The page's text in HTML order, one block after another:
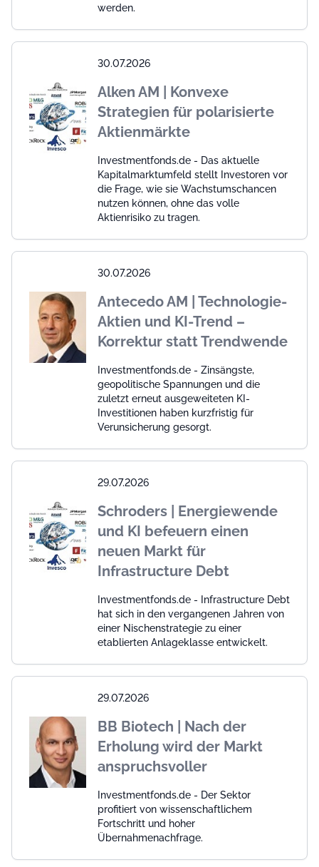
werden.
30.07.2026
Alken AM | Konvexe
Strategien für polarisierte
Aktienmärkte
Investmentfonds.de - Das aktuelle
Kapitalmarktumfeld stellt Investoren vor
die Frage, wie sie Wachstumschancen
nutzen können, ohne das volle
Aktienrisiko zu tragen.
30.07.2026
Antecedo AM | Technologie-
Aktien und KI-Trend –
Korrektur statt Trendwende
Investmentfonds.de - Zinsängste,
geopolitische Spannungen und die
zuletzt erneut ausgeweiteten KI-
Investitionen haben kurzfristig für
Verunsicherung gesorgt.
29.07.2026
Schroders | Energiewende
und KI befeuern einen
neuen Markt für
Infrastructure Debt
Investmentfonds.de - Infrastructure Debt
hat sich in den vergangenen Jahren von
einer Nischenstrategie zu einer
etablierten Anlageklasse entwickelt.
29.07.2026
BB Biotech | Nach der
Erholung wird der Markt
anspruchsvoller
Investmentfonds.de - Der Sektor
profitiert von wissenschaftlichem
Fortschritt und hoher
Übernahmenachfrage.